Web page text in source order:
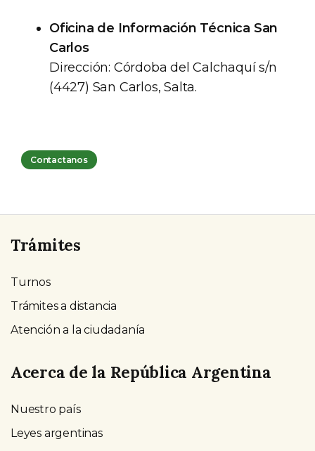
Oficina de Información Técnica San
Carlos
Dirección: Córdoba del Calchaquí s/n
(4427) San Carlos, Salta.
Contactanos
Trámites
Turnos
Trámites a distancia
Atención a la ciudadanía
Acerca de la República Argentina
Nuestro país
Leyes argentinas